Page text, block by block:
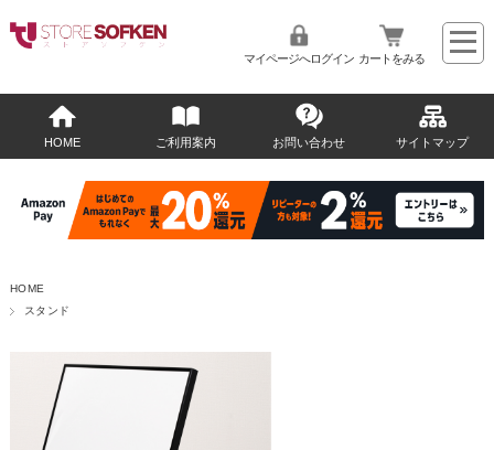
マイページへログイン カートをみる
HOME ご利用案内 お問い合わせ サイトマップ
HOME
スタンド